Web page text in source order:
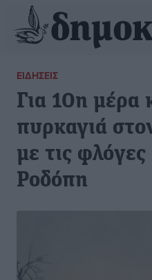
ΕΙΔΉΣΕΙΣ
Για 10η μέρα
πυρκαγιά
με τις φλόγες
Ροδόπη